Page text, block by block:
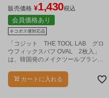
販売価格 ¥1,430税込
会員価格あり
ネコポス便対応品
「コジット THE TOOL LAB グロ
ウフィックスパフ OVAL 2枚入」
は、韓国発のメイクツールブランド
です。
カートに入れる